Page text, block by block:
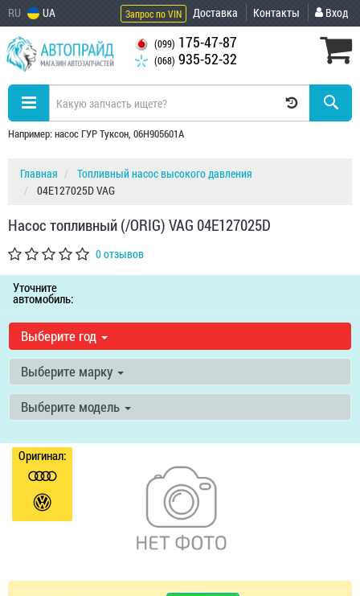
RU UA Запрос по VIN Доставка Контакты Вход
(099) 175-47-87
(068) 935-52-32
Например: насос ГУР Туксон, 06H905601A
Главная
Топливный насос высокого давления
04E127025D VAG
Насос топливный (/ORIG) VAG 04E127025D
0 отзывов
Уточните
автомобиль:
Выберите год
Выберите марку
Выберите модель
Оригинал: